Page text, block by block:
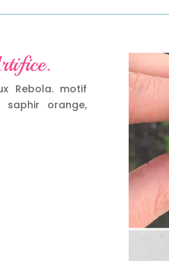
Rebola. motif
saphir orange,